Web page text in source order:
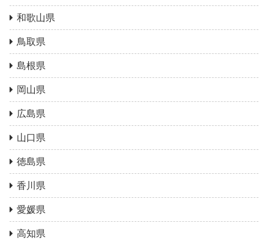
和歌山県
鳥取県
島根県
岡山県
広島県
山口県
徳島県
香川県
愛媛県
高知県